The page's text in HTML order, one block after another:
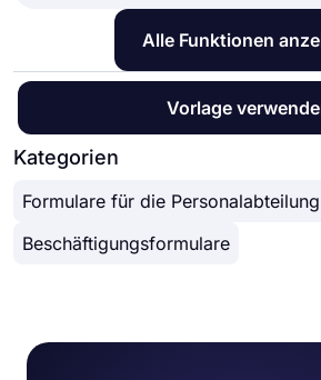
Alle Funktionen
Vorlage
Kategorien
Formulare für die Personalabteilung
Beschäftigungsformulare